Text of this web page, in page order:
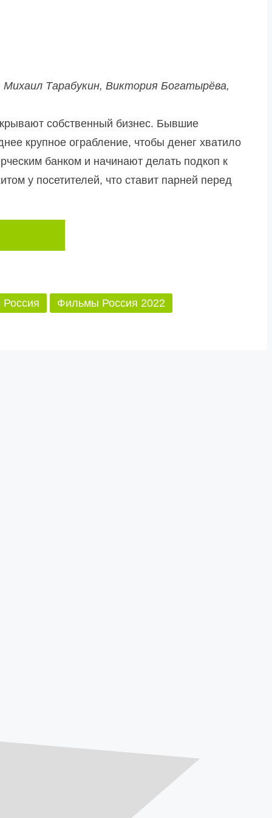
Тарабукин, Виктория Богатырёва,
собственный бизнес. Бывшие
крупное ограбление, чтобы денег хватило
банком и начинают делать подкоп к
у посетителей, что ставит парней перед
Фильмы Россия 2022